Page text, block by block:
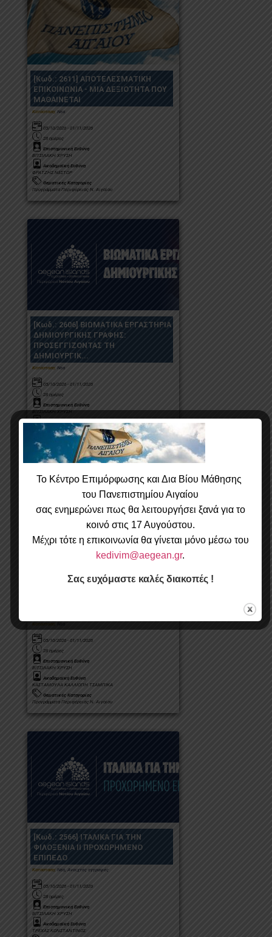
Το Κέντρο Επιμόρφωσης και Δια Βίου Μάθησης
του Πανεπιστημίου Αιγαίου
σας ενημερώνει πως θα λειτουργήσει ξανά για το
κοινό στις 17 Αυγούστου.
Μέχρι τότε η επικοινωνία θα γίνεται μόνο μέσω του
kedivim@aegean.gr.
Σας ευχόμαστε καλές διακοπές !